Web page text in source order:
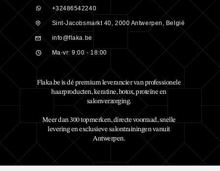
+32486542240
Sint-Jacobsmarkt 40, 2000 Antwerpen, België
info@flaka.be
Ma-vr: 9:00 - 18:00
Flaka.be is dé premium leverancier van professionele
haarproducten, keratine, botox, proteïne en
salonverzorging.
Meer dan 300 topmerken, directe voorraad, snelle
levering en exclusieve salontrainingen vanuit
Antwerpen.